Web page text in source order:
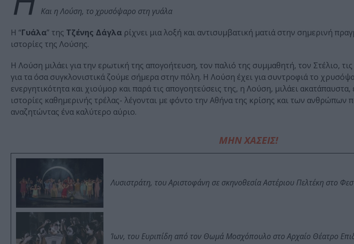
Και η Λούση, το χρυσόψαρο στη γυάλα
Η “Γυάλα” της Τζένης Δάγλα ρίχνει μια λοξή και αντισυμβατική ματιά στην σημερινή
ιστορίες της Λούσης.
Η Λούση μιλάει για την ερωτική της απογοήτευση, τον παλιό της συμμαθητή, τον Στέλιο,
για τα όσα συγκλονιστικά ζούμε σήμερα στην πόλη. Η Λούση έχει για συντροφιά το
ενεργητικότητα και χιούμορ και παρά τις απογοητεύσεις της, η Λούση, μιλάει
ιστορίες καθημερινής τρέλας- λέγονται με φόντο την Αθήνα της κρίσης και των ανθρώπων
αναζητώντας ένα καλύτερο αύριο.
ΜΗΝ ΧΑΣΕΙΣ!
Λυσιστράτη, του Αριστοφάνη σε σκηνοθεσία Αστέριου Πελτέκη στο
Ίων, του Ευριπίδη από τον Θωμά Μοσχόπουλο στο Αρχαίο Θέατρο